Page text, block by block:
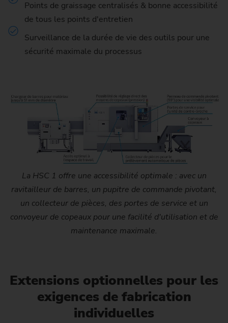
Points de graissage centralisés & bonne accessibilité
de tous les points d'entretien
Surveillance de la durée de vie des outils pour une
sécurité maximale du processus
La HSC 1 offre une accessibilité optimale : avec un
ravitailleur de barres, un pupitre de commande pivotant,
un collecteur de pièces, des portes de service et un
convoyeur de copeaux pour une facilité d'utilisation et de
maintenance maximale.
Extensions optionnelles pour les
exigences de fabrication
individuelles